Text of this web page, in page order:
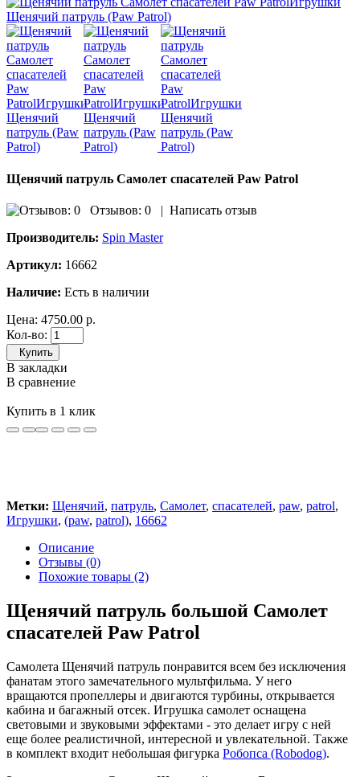
Щенячий патруль Самолет спасателей Paw Patrol
Отзывов: 0 | Написать отзыв
Производитель: Spin Master
Артикул: 16662
Наличие: Есть в наличии
Цена: 4750.00 р.
Кол-во:
Купить
В закладки
В сравнение
Купить в 1 клик
Метки: Щенячий, патруль, Самолет, спасателей, paw, patrol,
Игрушки, (paw, patrol), 16662
Описание
Отзывы (0)
Похожие товары (2)
Щенячий патруль большой Самолет
спасателей Paw Patrol
Самолета Щенячий патруль понравится всем без исключения
фанатам этого замечательного мультфильма. У него
вращаются пропеллеры и двигаются турбины, открывается
кабина и багажный отсек. Игрушка самолет оснащена
световыми и звуковыми эффектами - это делает игру с ней
еще более реалистичной, интересной и увлекательной. Также
в комплект входит небольшая фигурка Робопса (Robodog).